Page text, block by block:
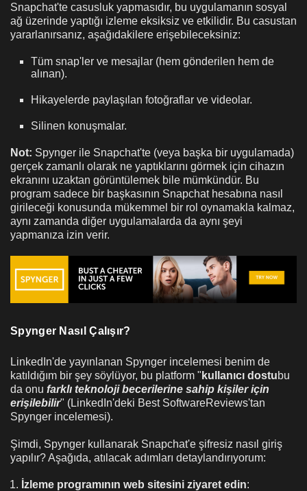
Snapchat'te casusluk yapmasıdır, bu uygulamanın sosyal
ağ üzerinde yaptığı izleme eksiksiz ve etkilidir. Bu casustan
yararlanırsanız, aşağıdakilere erişebileceksiniz:
Tüm snap'ler ve mesajlar (hem gönderilen hem de
alınan).
Hikayelerde paylaşılan fotoğraflar ve videolar.
Silinen konuşmalar.
Not: Spynger ile Snapchat'te (veya başka bir uygulamada)
gerçek zamanlı olarak ne yaptıklarını görmek için cihazın
ekranını uzaktan görüntülemek bile mümkündür. Bu
program sadece bir başkasının Snapchat hesabına nasıl
girileceği konusunda mükemmel bir rol oynamakla kalmaz,
aynı zamanda diğer uygulamalarda da aynı şeyi
yapmanıza izin verir.
Spynger Nasıl Çalışır?
LinkedIn'de yayınlanan Spynger incelemesi benim de
katıldığım bir şey söylüyor, bu platform " kullanıcı dostubu
da onu farklı teknoloji becerilerine sahip kişiler için
erişilebilir" (LinkedIn'deki Best SoftwareReviews'tan
Spynger incelemesi).
Şimdi, Spynger kullanarak Snapchat'e şifresiz nasıl giriş
yapılır? Aşağıda, atılacak adımları detaylandırıyorum:
İzleme programının web sitesini ziyaret edin: